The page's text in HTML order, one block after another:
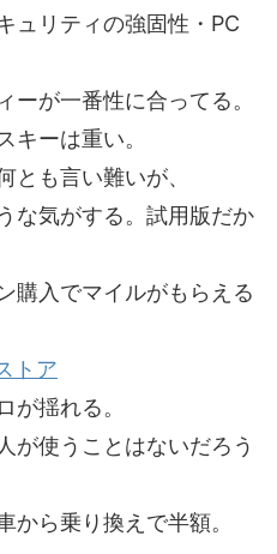
ュリティの強固性・PC
ーが一番性に合ってる。
キーは重い。
とも言い難いが、
な気がする。試用版だか
購入でマイルがもらえる
が揺れる。
が使うことはないだろう
から乗り換えで半額。